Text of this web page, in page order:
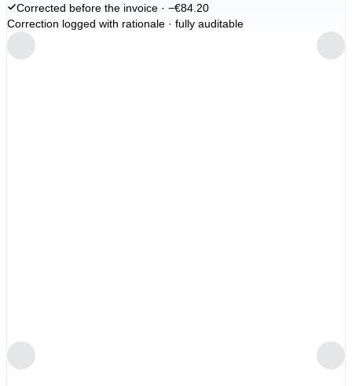
Corrected before the invoice · −€84.20
Correction logged with rationale · fully auditable